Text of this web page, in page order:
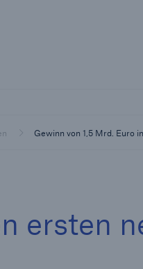
Gewinn von 1,5 Mrd. Euro
ersten
für Ihre